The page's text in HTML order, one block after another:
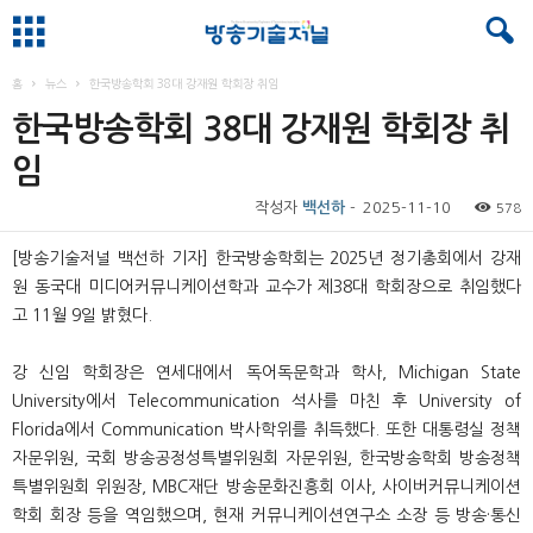
홈 뉴스 한국방송학회 38대 강재원 학회장 취임
한국방송학회 38대 강재원 학회장 취
임
작성자 백선하 - 2025-11-10 578
[방송기술저널 백선하 기자] 한국방송학회는 2025년 정기총회에서 강재
원 동국대 미디어커뮤니케이션학과 교수가 제38대 학회장으로 취임했다
고 11월 9일 밝혔다.
강 신임 학회장은 연세대에서 독어독문학과 학사, Michigan State
University에서 Telecommunication 석사를 마친 후 University of
Florida에서 Communication 박사학위를 취득했다. 또한 대통령실 정책
자문위원, 국회 방송공정성특별위원회 자문위원, 한국방송학회 방송정책
특별위원회 위원장, MBC재단 방송문화진흥회 이사, 사이버커뮤니케이션
학회 회장 등을 역임했으며, 현재 커뮤니케이션연구소 소장 등 방송·통신